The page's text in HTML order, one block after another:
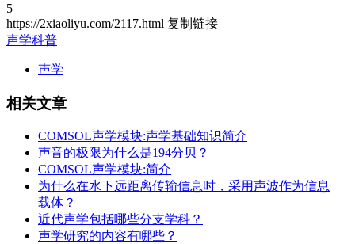
5
https://2xiaoliyu.com/2117.html 复制链接
声学科普
声学
相关文章
COMSOL声学模块:声学基础知识简介
声音的极限为什么是194分贝？
COMSOL声学模块:简介
为什么在水下远距离传输信息时，采用声波作为信息
载体？
近代声学包括哪些分支学科？
声学研究的内容有哪些？